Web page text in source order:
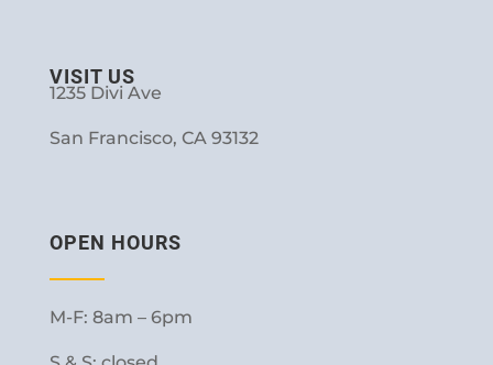
VISIT US
1235 Divi Ave
San Francisco, CA 93132
OPEN HOURS
M-F: 8am – 6pm